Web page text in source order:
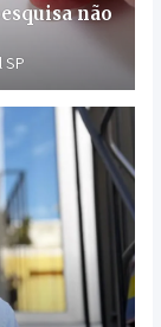
não
SP